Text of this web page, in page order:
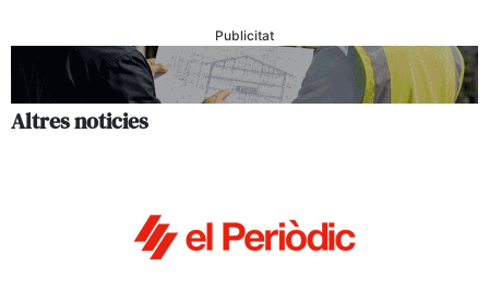
Publicitat
Altres noticies